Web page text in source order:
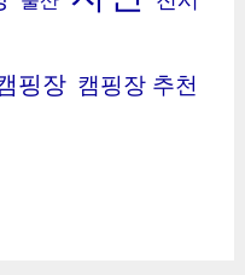
핑장 캠핑장 추천